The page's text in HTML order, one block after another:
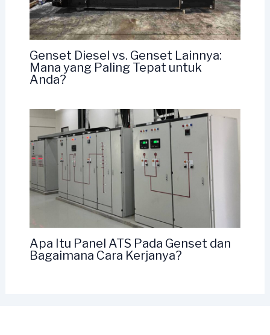
Genset Diesel vs. Genset Lainnya:
Mana yang Paling Tepat untuk
Anda?
Apa Itu Panel ATS Pada Genset dan
Bagaimana Cara Kerjanya?